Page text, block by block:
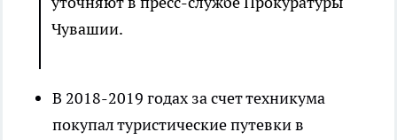
Чувашии.
В 2018-2019 годах за счет техникума
покупал туристические путевки в